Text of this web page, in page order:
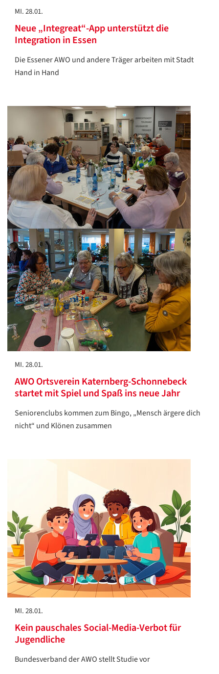
MI. 28.01.
Neue „Integreat“-App unterstützt die
Integration in Essen
Die Essener AWO und andere Träger arbeiten mit Stadt
Hand in Hand
MI. 28.01.
AWO Ortsverein Katernberg-Schonnebeck
startet mit Spiel und Spaß ins neue Jahr
Seniorenclubs kommen zum Bingo, „Mensch ärgere dich
nicht“ und Klönen zusammen
MI. 28.01.
Kein pauschales Social-Media-Verbot für
Jugendliche
Bundesverband der AWO stellt Studie vor